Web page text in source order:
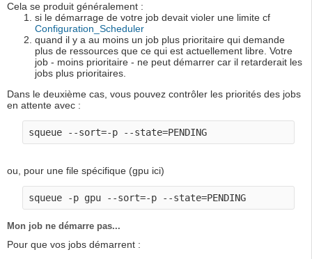
Cela se produit généralement :
si le démarrage de votre job devait violer une limite cf
Configuration_Scheduler
quand il y a au moins un job plus prioritaire qui demande
plus de ressources que ce qui est actuellement libre. Votre
job - moins prioritaire - ne peut démarrer car il retarderait les
jobs plus prioritaires.
Dans le deuxième cas, vous pouvez contrôler les priorités des jobs
en attente avec :
ou, pour une file spécifique (gpu ici)
Mon job ne démarre pas...
Pour que vos jobs démarrent :